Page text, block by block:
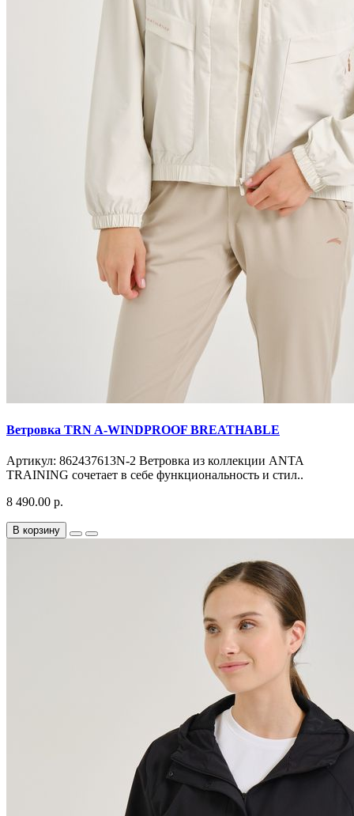
Ветровка TRN A-WINDPROOF BREATHABLE
Артикул: 862437613N-2 Ветровка из коллекции ANTA
TRAINING сочетает в себе функциональность и стил..
8 490.00 р.
В корзину